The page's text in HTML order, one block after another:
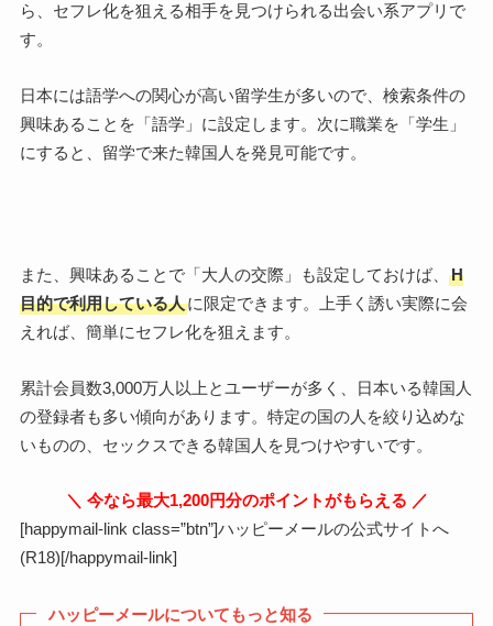
ら、セフレ化を狙える相手を見つけられる出会い系アプリで
す。
日本には語学への関心が高い留学生が多いので、検索条件の
興味あることを「語学」に設定します。次に職業を「学生」
にすると、留学で来た韓国人を発見可能です。
また、興味あることで「大人の交際」も設定しておけば、
H
目的で利用している人に限定できます。上手く誘い実際に会
えれば、簡単にセフレ化を狙えます。
累計会員数3,000万人以上とユーザーが多く、日本いる韓国人
の登録者も多い傾向があります。特定の国の人を絞り込めな
いものの、セックスできる韓国人を見つけやすいです。
＼ 今なら最大1,200円分のポイントがもらえる ／
[happymail-link class=”btn”]ハッピーメールの公式サイトへ
(R18)[/happymail-link]
ハッピーメールについてもっと知る